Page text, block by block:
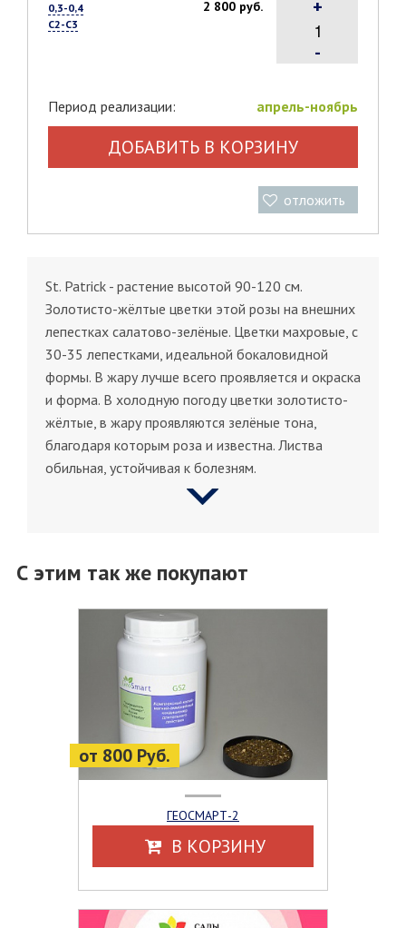
0,3-0,4
С2-С3
2 800 руб.
-
+
Период реализации: апрель-ноябрь
ДОБАВИТЬ В КОРЗИНУ
отложить
St. Patrick - растение высотой 90-120 см.
Золотисто-жёлтые цветки этой розы на внешних
лепестках салатово-зелёные. Цветки махровые, с
30-35 лепестками, идеальной бокаловидной
формы. В жару лучше всего проявляется и окраска
и форма. В холодную погоду цветки золотисто-
жёлтые, в жару проявляются зелёные тона,
благодаря которым роза и известна. Листва
обильная, устойчивая к болезням.
С этим так же покупают
от 800 Руб.
ГЕОСМАРТ-2
В КОРЗИНУ